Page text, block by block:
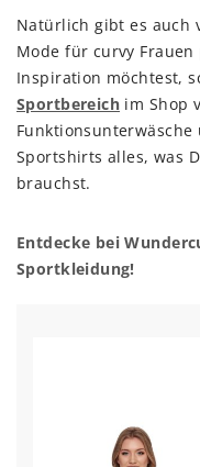
Natürlich gibt es auch
Mode für curvy
Inspiration möchtest,
Sportbereich im Shop
Sportshirts alles, was
brauchst.
Entdecke bei
Sportkleidung!